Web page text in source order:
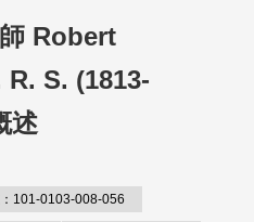
Robert
S. (1813-
述
101-0103-008-056